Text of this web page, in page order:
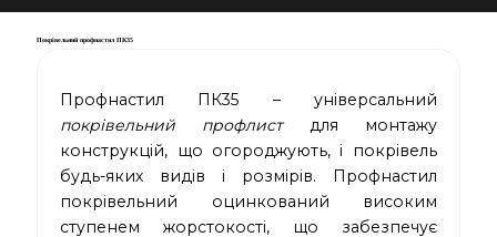
Покрівельний профнастил ПК35
Профнастил ПК35 – універсальний
покрівельний профлистдля монтажу
конструкцій, що огороджують, і покрівель
будь-яких видів і розмірів. Профнастил
покрівельний оцинкований високим
ступенем жорстокості, що забезпечує